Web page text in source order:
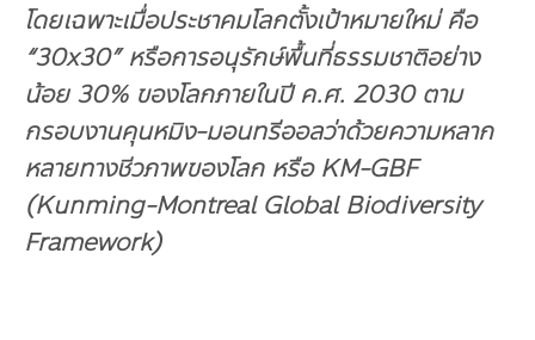
โดยเฉพาะเมื่อประชาคมโลกตั้งเป้าหมายใหม่ คือ
“30x30” หรือการอนุรักษ์พื้นที่ธรรมชาติอย่าง
น้อย 30% ของโลกภายในปี ค.ศ. 2030 ตาม
กรอบงานคุนหมิง-มอนทรีออลว่าด้วยความหลาก
หลายทางชีวภาพของโลก หรือ KM-GBF
(Kunming-Montreal Global Biodiversity
Framework)